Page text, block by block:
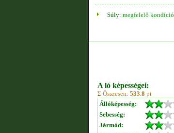
Súly: megfelelő kondíció
A ló képességei:
Σ Összesen: 533.8 pt
Állóképesség:
Sebesség:
Jármód: